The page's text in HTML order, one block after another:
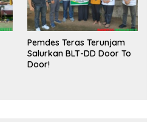
Pemdes Teras Terunjam
Salurkan BLT-DD Door To
Door!